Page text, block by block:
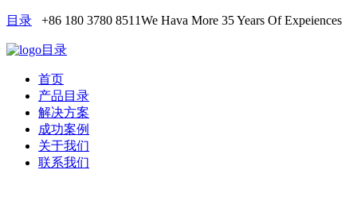
目录 +86 180 3780 8511We Hava More 35 Years Of Expeiences
目录
首页
产品目录
解决方案
成功案例
关于我们
联系我们